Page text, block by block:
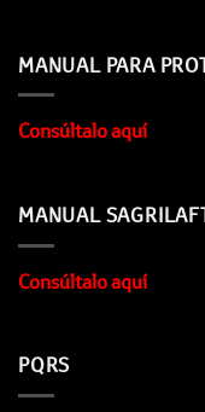
MANUAL PARA
Consúltalo aquí
MANUAL
Consúltalo aquí
PQRS